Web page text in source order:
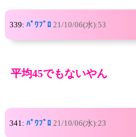
339: ﾊﾟﾜﾌﾟﾛ 21/10/06(水):53
平均45でもないやん
341: ﾊﾟﾜﾌﾟﾛ 21/10/06(水):23